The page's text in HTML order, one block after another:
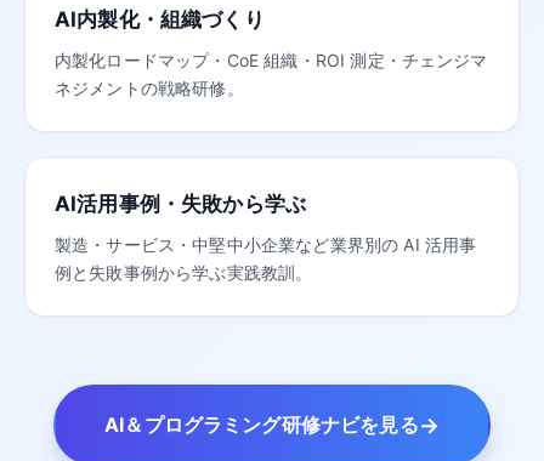
AI内製化・組織づくり
内製化ロードマップ・CoE 組織・ROI 測定・チェンジマ
ネジメントの戦略研修。
AI活用事例・失敗から学ぶ
製造・サービス・中堅中小企業など業界別の AI 活用事
例と失敗事例から学ぶ実践教訓。
AI＆プログラミング研修ナビを見る→